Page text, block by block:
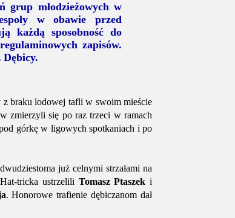
grup młodzieżowych w
w obawie przed
każdą sposobność do
zapisów.
braku lodowej tafli w swoim mieście
zmierzyli się po raz trzeci w ramach
górkę w ligowych spotkaniach i po
już celnymi strzałami na
tricka ustrzelili Tomasz Ptaszek i
. Honorowe trafienie dębiczanom dał